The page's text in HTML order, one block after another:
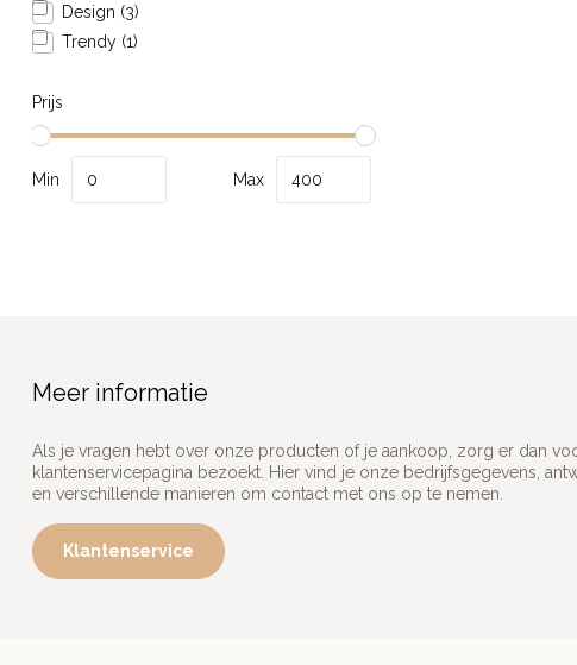
Design (3)
Trendy (1)
Prijs
Min Max
Meer informatie
Als je vragen hebt over onze producten of je aankoop, zorg er dan
klantenservicepagina bezoekt. Hier vind je onze bedrijfsgegevens,
en verschillende manieren om contact met ons op te nemen.
Klantenservice